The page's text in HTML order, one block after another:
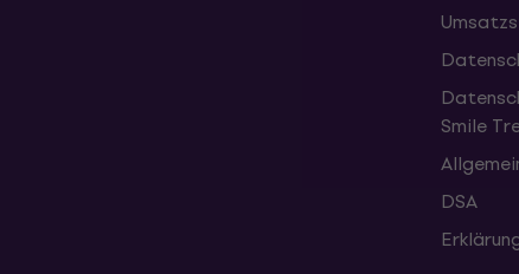
Smile
DSA